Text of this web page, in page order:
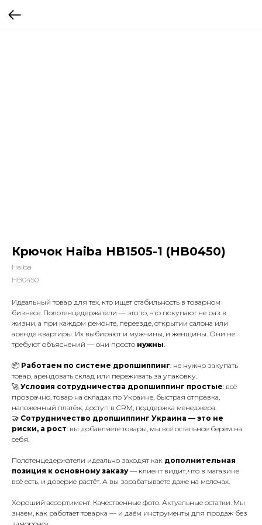
Крючок Haiba HB1505-1 (HB0450)
Haiba
HB0450
Идеальный товар для тех, кто ищет стабильность в товарном
бизнесе. Полотенцедержатели — это то, что покупают не раз в
жизни, а при каждом ремонте, переезде, открытии салона или
аренде квартиры. Их выбирают и мужчины, и женщины. Они не
требуют объяснений — они просто нужны.
📦 Работаем по системе дропшиппинг: не нужно закупать
товар, арендовать склад или переживать за упаковку.
🚀 Условия сотрудничества дропшиппинг простые: всё
прозрачно, товар на складах по Украине, быстрая отправка,
наложенный платёж, доступ в CRM, поддержка менеджера.
🤝 Сотрудничество дропшиппинг Украина — это не
риски, а рост: вы добавляете товары, мы всё остальное берём на
себя.
Полотенцедержатели идеально заходят как дополнительная
позиция к основному заказу— клиент видит, что в магазине
всё есть, и доверие растёт. А вы зарабатываете даже на мелочах.
Хороший ассортимент. Качественные фото. Актуальные остатки. Мы
знаем, как работает товарка — и даём инструменты для продаж без